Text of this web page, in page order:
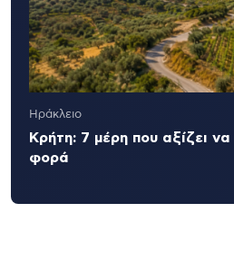
Ηράκλειο
Κρήτη: 7 μέρη που αξίζει
φορά